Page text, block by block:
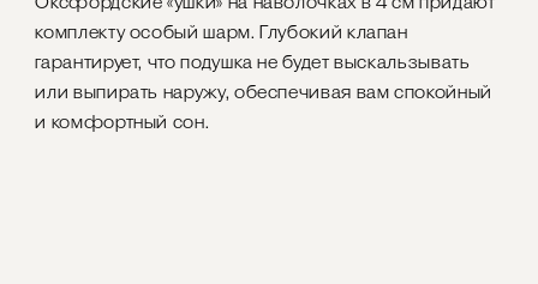
комплекту особый шарм. Глубокий клапан
гарантирует, что подушка не будет выскальзывать
или выпирать наружу, обеспечивая вам спокойный
и комфортный сон.